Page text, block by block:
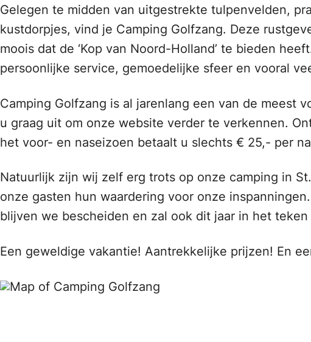
Gelegen te midden van uitgestrekte tulpenvelden,
kustdorpjes, vind je Camping Golfzang. Deze
moois dat de ‘Kop van Noord-Holland’ te bieden
persoonlijke service, gemoedelijke sfeer en vooral
Camping Golfzang is al jarenlang een van de meest
u graag uit om onze website verder te verkennen.
het voor- en naseizoen betaalt u slechts € 25,- per
Natuurlijk zijn wij zelf erg trots op onze camping in
onze gasten hun waardering voor onze
blijven we bescheiden en zal ook dit jaar in het teken
Een geweldige vakantie! Aantrekkelijke prijzen! En